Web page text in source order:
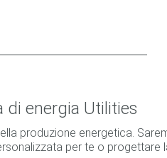
di energia Utilities
produzione energetica.
per te o progettare